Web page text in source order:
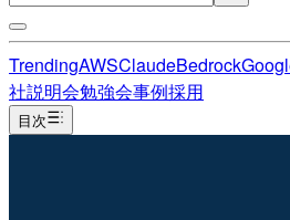
TrendingAWSClaudeBedrock
社説明会勉強会事例採用
目次